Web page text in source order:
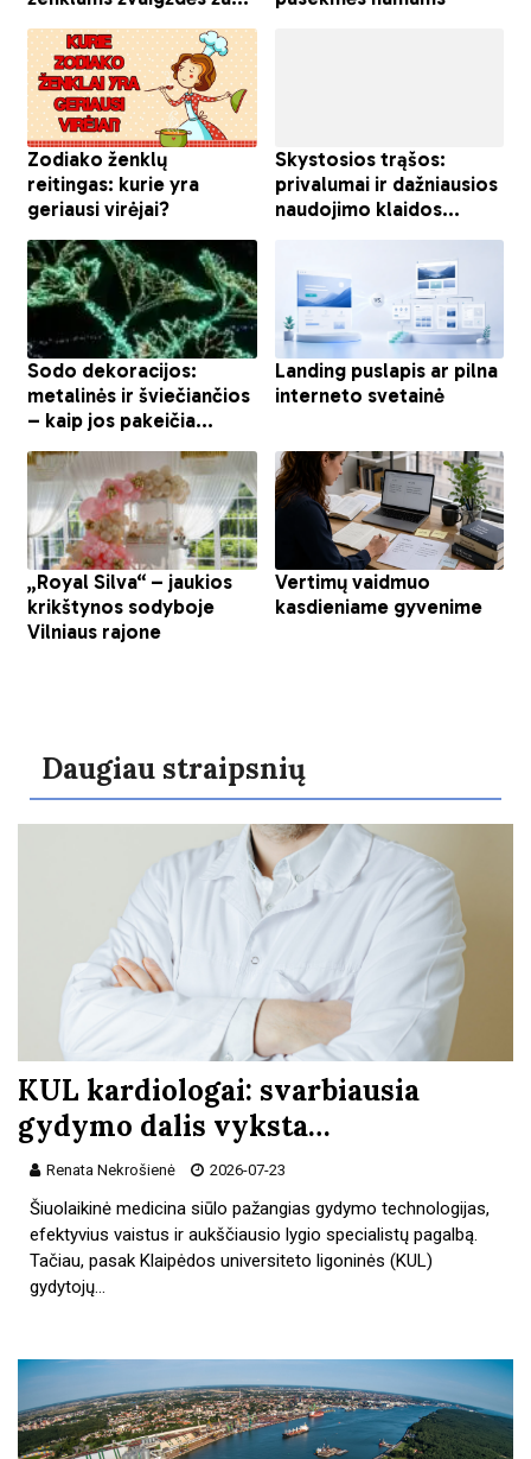
Daugiau straipsnių
KUL kardiologai: svarbiausia
gydymo dalis vyksta…
Renata Nekrošienė 2026-07-23
Šiuolaikinė medicina siūlo pažangias gydymo technologijas,
efektyvius vaistus ir aukščiausio lygio specialistų pagalbą.
Tačiau, pasak Klaipėdos universiteto ligoninės (KUL)
gydytojų…